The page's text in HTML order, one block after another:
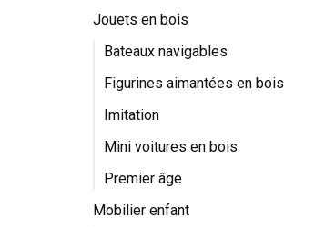
Jouets en bois
Bateaux navigables
Figurines aimantées en bois
Imitation
Mini voitures en bois
Premier âge
Mobilier enfant